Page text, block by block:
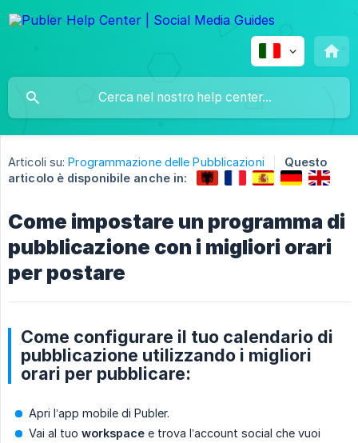
Articoli su: Programmazione delle Pubblicazioni
Questo
articolo è disponibile anche in:
Come impostare un programma di
pubblicazione con i migliori orari
per postare
Come configurare il tuo calendario di
pubblicazione utilizzando i migliori
orari per pubblicare:
Apri l’app mobile di Publer.
Vai al tuo workspace e trova l’account social che vuoi